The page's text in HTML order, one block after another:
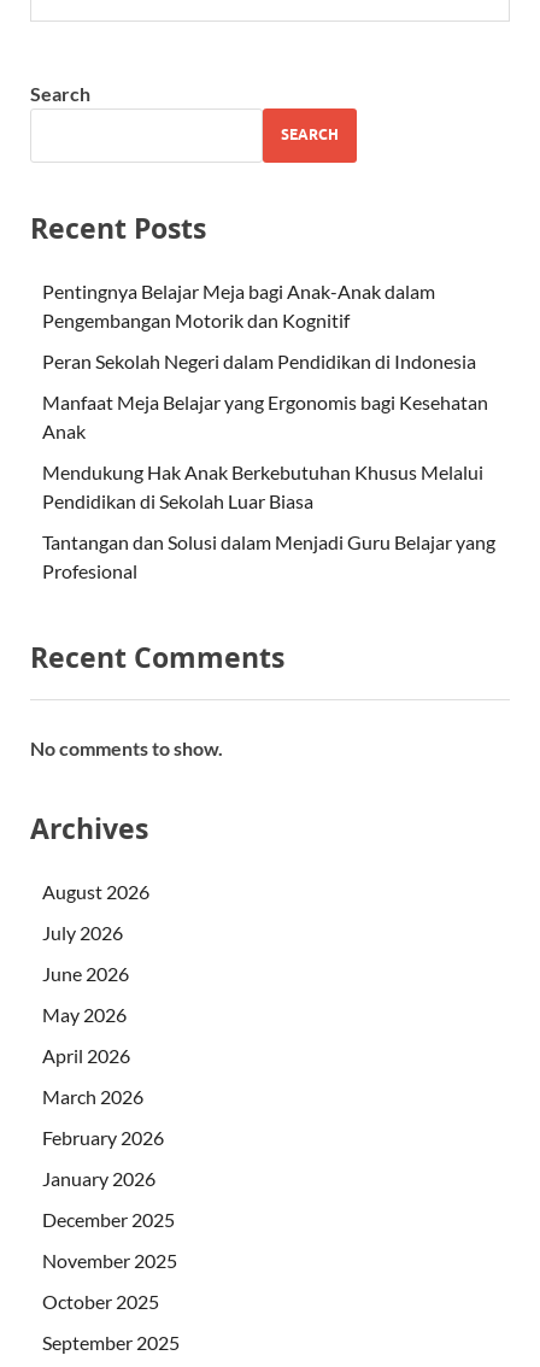
Search
SEARCH
Recent Posts
Pentingnya Belajar Meja bagi Anak-Anak dalam
Pengembangan Motorik dan Kognitif
Peran Sekolah Negeri dalam Pendidikan di Indonesia
Manfaat Meja Belajar yang Ergonomis bagi Kesehatan
Anak
Mendukung Hak Anak Berkebutuhan Khusus Melalui
Pendidikan di Sekolah Luar Biasa
Tantangan dan Solusi dalam Menjadi Guru Belajar yang
Profesional
Recent Comments
No comments to show.
Archives
August 2026
July 2026
June 2026
May 2026
April 2026
March 2026
February 2026
January 2026
December 2025
November 2025
October 2025
September 2025